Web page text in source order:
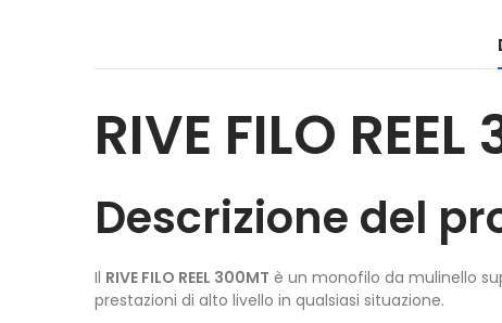
RIVE FILO
Descrizione del
Il RIVE FILO REEL 300MT è un monofilo da mulinello
prestazioni di alto livello in qualsiasi situazione.